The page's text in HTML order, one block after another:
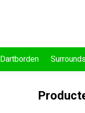
Dartborden Surrounds